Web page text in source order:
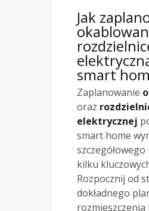
Jak
smart
Zaplanowanie
oraz
elektrycznej
smart home
kilku
Rozpocznij od
dokładnego
rozmieszczenia